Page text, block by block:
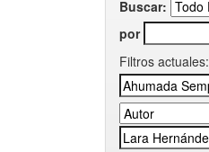
Buscar:
por
Filtros actuales: